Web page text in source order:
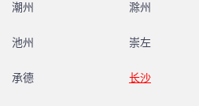
潮州 滁州
池州 崇左
承德 长沙